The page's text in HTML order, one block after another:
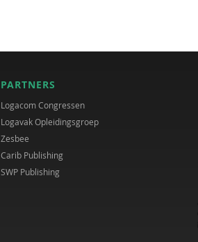
PARTNERS
Logacom Congressen
Logavak Opleidingsgroep
Zesbee
Carib Publishing
SWP Publishing